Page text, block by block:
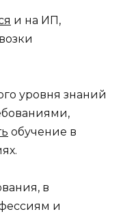
и на ИП,
уровня знаний
обучение в
в
и